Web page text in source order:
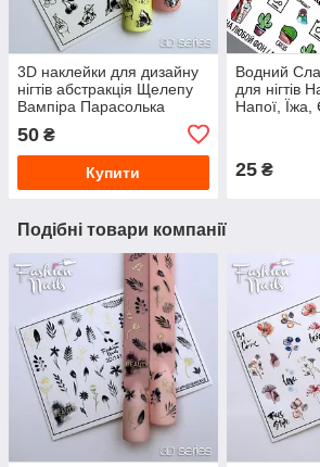
3D наклейки для дизайну
нігтів абстракція Щелепу
Вампіра Парасолька
Слайдер-дизайн
ХЕЛЛОУЇН
50 ₴
Купити
Водний
для нігтів
Напої, Їжа,
25₴
Подібні товари компанії